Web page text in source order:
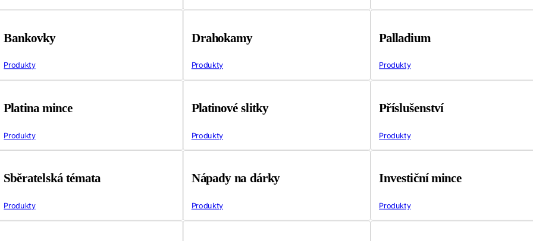
Bankovky
Produkty
Drahokamy
Produkty
Palladium
Produkty
Platina mince
Produkty
Platinové slitky
Produkty
Příslušenství
Produkty
Sběratelská témata
Produkty
Nápady na dárky
Produkty
Investiční mince
Produkty